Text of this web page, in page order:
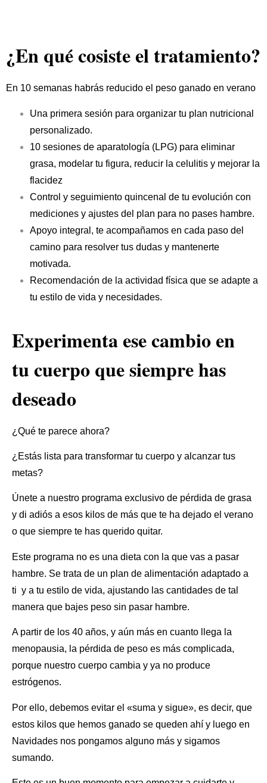
¿En qué cosiste el tratamiento?
En 10 semanas habrás reducido el peso ganado en verano
Una primera sesión para organizar tu plan nutricional
personalizado.
10 sesiones de aparatología (LPG) para eliminar
grasa, modelar tu figura, reducir la celulitis y mejorar la
flacidez
Control y seguimiento quincenal de tu evolución con
mediciones y ajustes del plan para no pases hambre.
Apoyo integral, te acompañamos en cada paso del
camino para resolver tus dudas y mantenerte
motivada.
Recomendación de la actividad física que se adapte a
tu estilo de vida y necesidades.
Experimenta ese cambio en
tu cuerpo que siempre has
deseado
¿Qué te parece ahora?
¿Estás lista para transformar tu cuerpo y alcanzar tus
metas?
Únete a nuestro programa exclusivo de pérdida de grasa
y di adiós a esos kilos de más que te ha dejado el verano
o que siempre te has querido quitar.
Este programa no es una dieta con la que vas a pasar
hambre. Se trata de un plan de alimentación adaptado a
ti y a tu estilo de vida, ajustando las cantidades de tal
manera que bajes peso sin pasar hambre.
A partir de los 40 años, y aún más en cuanto llega la
menopausia, la pérdida de peso es más complicada,
porque nuestro cuerpo cambia y ya no produce
estrógenos.
Por ello, debemos evitar el «suma y sigue», es decir, que
estos kilos que hemos ganado se queden ahí y luego en
Navidades nos pongamos alguno más y sigamos
sumando.